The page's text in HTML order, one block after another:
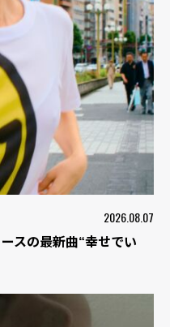
2026.08.07
スの最新曲“幸せでい